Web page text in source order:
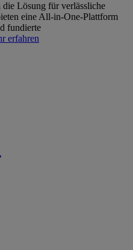
Lösung für verlässliche
eine All-in-One-Plattform
fundierte
erfahren